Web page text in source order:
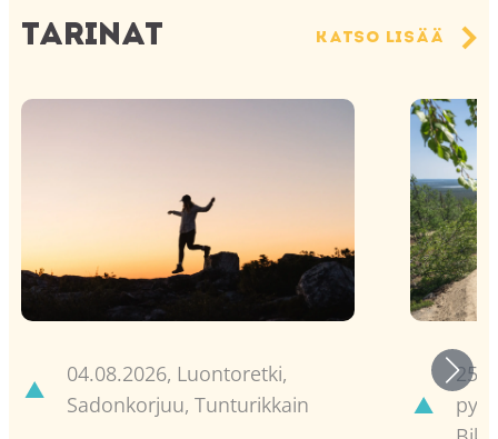
Tarinat Katso lisää
Sadonkorjuu – hetki luonnonantimien äärellä Ylläksellä
04.08.2026, Luontoretki,
Sadonkorjuu, Tunturikkain